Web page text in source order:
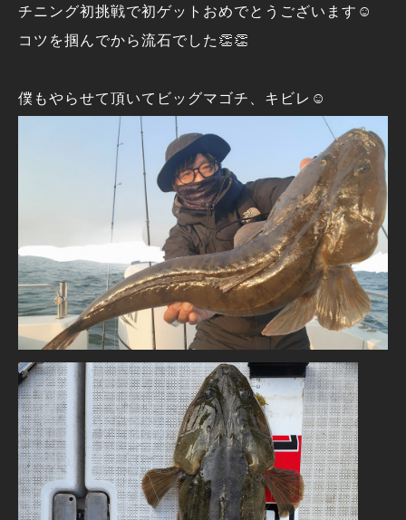
チニング初挑戦で初ゲットおめでとうございます☺️
コツを掴んでから流石でした👏👏
僕もやらせて頂いてビッグマゴチ、キビレ☺️